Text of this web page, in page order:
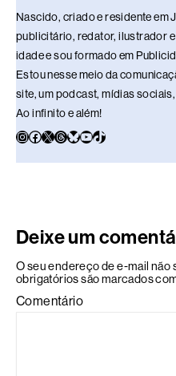
Nascido, criado e residente em
publicitário, redator, ilustrador e
idade e sou formado em
Estou nesse meio da
site, um podcast, mídias
Ao infinito e além!
Deixe um
O seu endereço de e-mail não
obrigatórios são marcados
Comentário